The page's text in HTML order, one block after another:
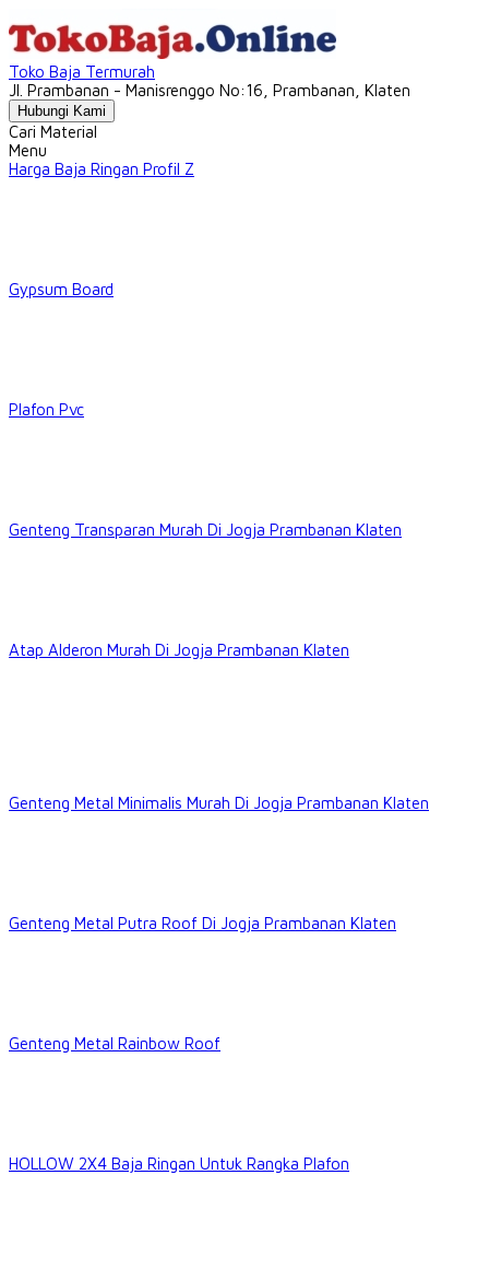
Toko Baja Termurah
Jl. Prambanan - Manisrenggo No:16, Prambanan, Klaten
Hubungi Kami
Cari Material
Menu
Harga Baja Ringan Profil Z
Gypsum Board
Plafon Pvc
Genteng Transparan Murah Di Jogja Prambanan Klaten
Atap Alderon Murah Di Jogja Prambanan Klaten
Genteng Metal Minimalis Murah Di Jogja Prambanan Klaten
Genteng Metal Putra Roof Di Jogja Prambanan Klaten
Genteng Metal Rainbow Roof
HOLLOW 2X4 Baja Ringan Untuk Rangka Plafon